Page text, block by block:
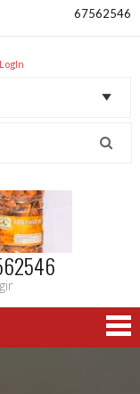
67562546
LogIn